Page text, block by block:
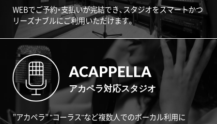
WEBでご予約・支払いが完結でき、スタジオをスマートかつ
リーズナブルにご利用いただけます。
ACAPPELLA
アカペラ対応スタジオ
”アカペラ” "コーラス"など複数人でのボーカル利用に